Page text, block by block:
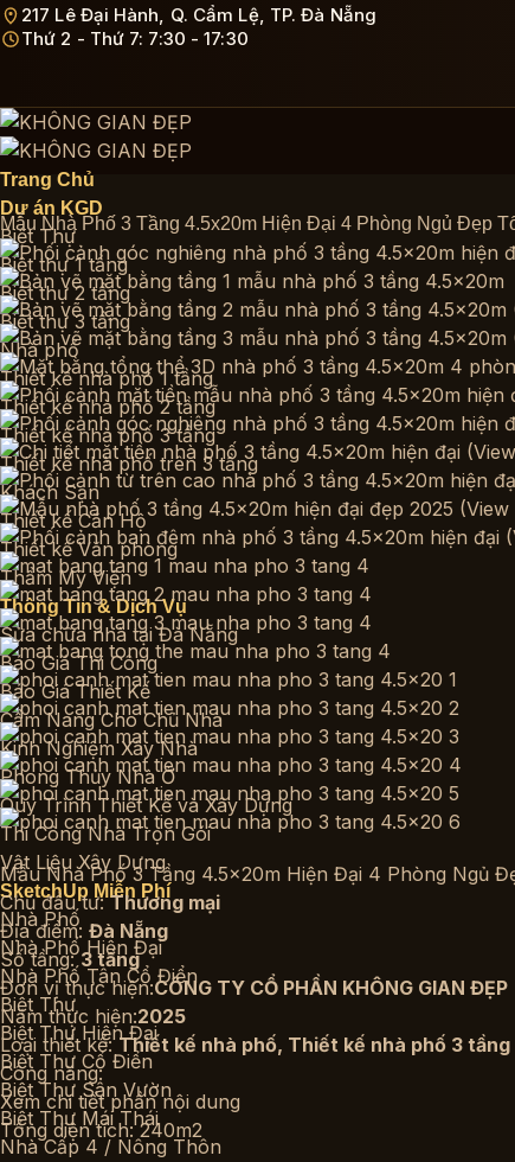
Bỏ
qua
217 Lê Đại Hành, Q. Cẩm Lệ, TP. Đà Nẵng
Thứ 2 - Thứ 7: 7:30 - 17:30
Trang Chủ
Dự án KGD
Biệt Thự
Biệt thự 1 tầng
Biệt thự 2 tầng
Biệt thự 3 tầng
Nhà phố
Thiết kế nhà phố 1 tầng
Thiết kế nhà phố 2 tầng
Thiết kế nhà phố 3 tầng
Thiết kế nhà phố trên 3 tầng
Khách Sạn
Thiết kế Căn Hộ
Thiết kế Văn phòng
Thẩm Mỹ Viện
Thông Tin & Dịch Vụ
Sửa chữa nhà tại Đà Nẵng
Báo Giá Thi Công
Báo Giá Thiết Kế
Cẩm Nang Cho Chủ Nhà
Kinh Nghiệm Xây Nhà
Phong Thủy Nhà Ở
Quy Trình Thiết Kế và Xây Dựng
Thi Công Nhà Trọn Gói
Vật Liệu Xây Dựng
SketchUp Miễn Phí
Nhà Phố
Nhà Phố Hiện Đại
Nhà Phố Tân Cổ Điển
Biệt Thự
Biệt Thự Hiện Đại
Biệt Thự Cổ Điển
Biệt Thự Sân Vườn
Biệt Thự Mái Thái
Nhà Cấp 4 / Nông Thôn
Mẫu Nhà Phố 3 Tầng 4.5x20m Hiện Đại 4 Phòng Ngủ Đẹp
Mẫu Nhà Phố 3 Tầng 4.5x20m Hiện Đại 4 Phòng Ngủ
Chủ đầu tư:Thương mại
Địa điểm: Đà Nẵng
Số tầng:3 tầng
Đơn vị thực hiện:CÔNG TY CỔ PHẦN KHÔNG GIAN ĐẸP
Năm thực hiện:2025
Loại thiết kế: Thiết kế nhà phố, Thiết kế nhà phố 3 tầng
Công năng:
Xem chi tiết phần nội dung
Tổng diện tích: 240m2